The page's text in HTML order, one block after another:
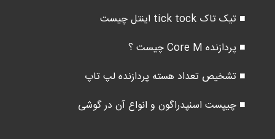
■ تیک تاک tick tock اینتل چیست
■ پردازنده Core M چیست ؟
■ تشخیص تعداد هسته پردازنده لپ تاپ
■ چیپست اسنپدراگون و انواع آن در گوشی